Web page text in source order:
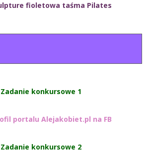
fioletowa taśma Pilates
Zadanie konkursowe 1
portalu Alejakobiet.pl na FB
Zadanie konkursowe 2